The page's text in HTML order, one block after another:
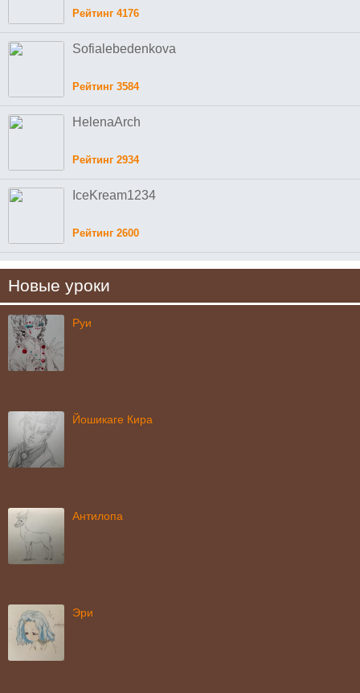
Рейтинг 4176
Sofialebedenkova
Рейтинг 3584
HelenaArch
Рейтинг 2934
IceKream1234
Рейтинг 2600
Новые уроки
Руи
Йошикаге Кира
Антилопа
Эри